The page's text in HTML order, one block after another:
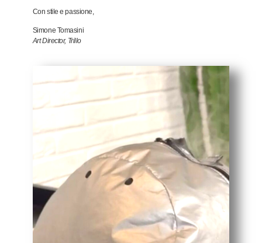
Con stile e passione,
Simone Tomasini
Art Director, Trillo